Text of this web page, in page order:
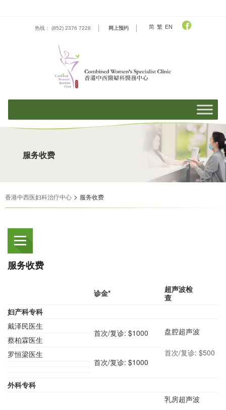
热线： (852) 2376 7228 网上预约 简 繁 EN
服务收费
香港中西医妇科治疗中心 > 服务收费
服务收费
诊金*
超声波检
查
妇产科专科
戴泽民医生
首次/复诊: $1000 盘腔超声波
首次/复诊: $500
蔡柏霖医生
罗恒梁医生
首次/复诊: $1000
外科专科
乳房超声波